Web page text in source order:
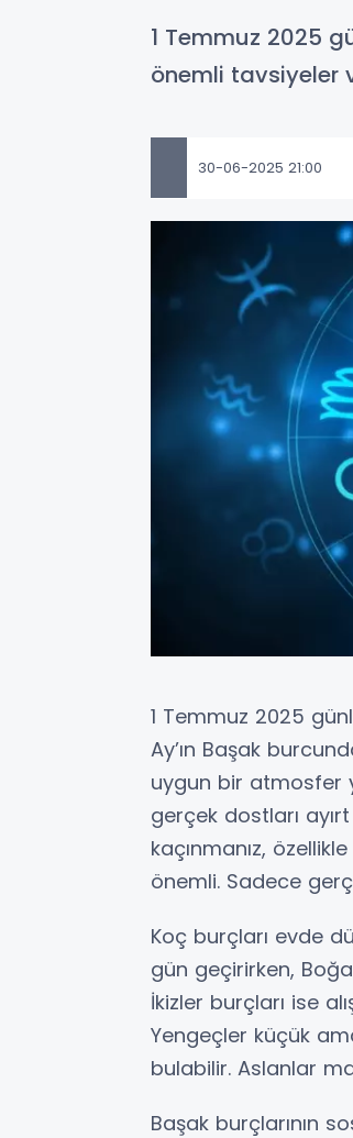
1 Temmuz 2025
önemli tavsiyeler
30-06-2025 21:00
1 Temmuz 2025
Ay’ın Başak
uygun bir atmosfer
gerçek dostları
kaçınmanız,
önemli. Sadece
Koç burçları evde
gün geçirirken,
İkizler burçları ise
Yengeçler küçük
bulabilir. Aslanlar
Başak burçlarının